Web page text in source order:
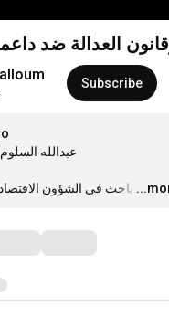
العدالة ضد
Subscribe
باحث في الشؤون …